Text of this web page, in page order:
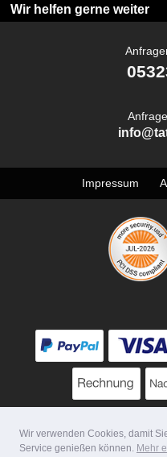
Wir verwenden Cookies, damit
Service genießen können. Mehr
Wir helfen gerne weiter
Impressum